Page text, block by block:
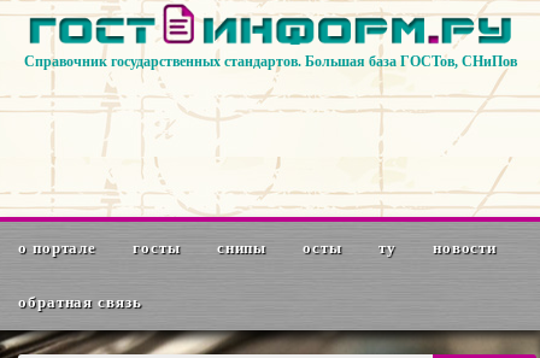
Справочник государственных стандартов. Большая база ГОСТов, СНиПов
о портале госты снипы осты ту новости
обратная связь